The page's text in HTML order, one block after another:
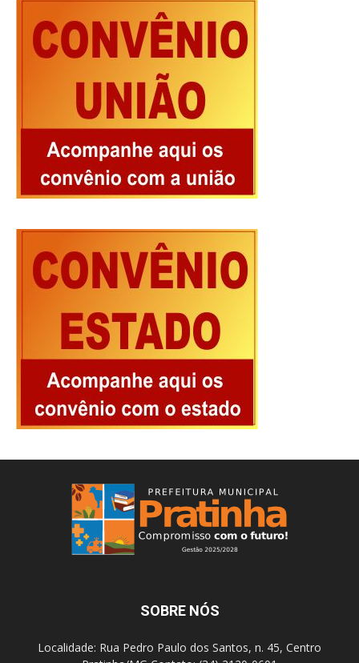
SOBRE NÓS
Localidade: Rua Pedro Paulo dos Santos, n. 45, Centro